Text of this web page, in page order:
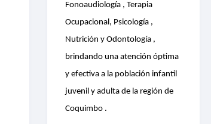
Fonoaudiología , Terapia
Ocupacional, Psicología ,
Nutrición y Odontología ,
brindando una atención óptima
y efectiva a la población infantil
juvenil y adulta de la región de
Coquimbo .